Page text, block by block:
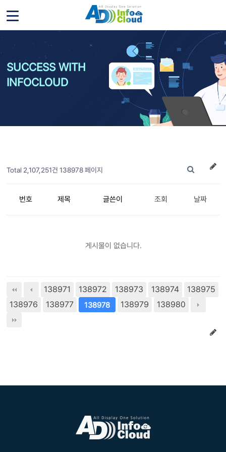
SUCCESS WITH
INFOCLOUD
Total 2,107,251건 138978 페이지
번호 제목 글쓴이 조회 날짜
게시물이 없습니다.
138971 138972 138973 138974
138975
138976
138977 138978 138979 138980